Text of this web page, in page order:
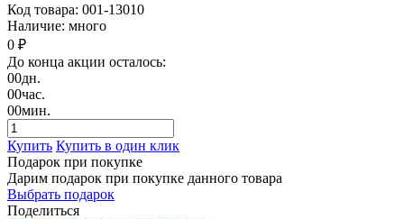
Код товара: 001-13010
Наличие: много
0 ₽
До конца акции осталось:
00дн.
00час.
00мин.
Купить Купить в один клик
Подарок при покупке
Дарим подарок при покупке данного товара
Выбрать подарок
Поделиться